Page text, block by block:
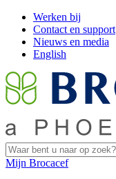
Werken bij
Contact en support
Nieuws en media
English
Mijn Brocacef